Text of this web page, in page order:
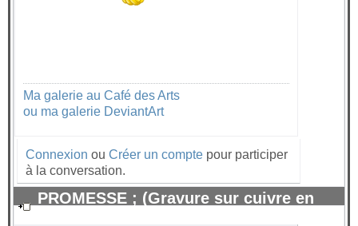
Ma galerie au Café des Arts
ou ma galerie DeviantArt
Connexion ou Créer un compte pour participer
à la conversation.
PROMESSE ; (Gravure sur cuivre en